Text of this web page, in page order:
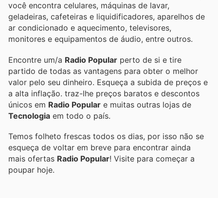
você encontra celulares, máquinas de lavar,
geladeiras, cafeteiras e liquidificadores, aparelhos de
ar condicionado e aquecimento, televisores,
monitores e equipamentos de áudio, entre outros.
Encontre um/a Radio Popular perto de si e tire
partido de todas as vantagens para obter o melhor
valor pelo seu dinheiro. Esqueça a subida de preços e
a alta inflação. traz-lhe preços baratos e descontos
únicos em Radio Popular e muitas outras lojas de
Tecnologia em todo o país.
Temos folheto frescas todos os dias, por isso não se
esqueça de voltar em breve para encontrar ainda
mais ofertas Radio Popular ! Visite para começar a
poupar hoje.